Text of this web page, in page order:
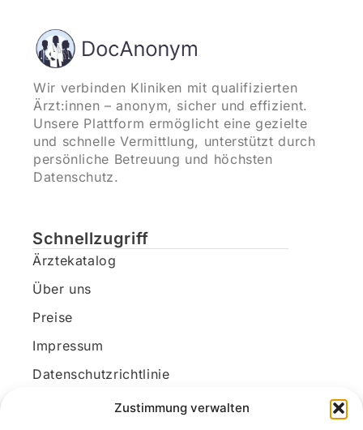
Zustimmung verwalten
Wir verbinden Kliniken mit qualifizierten
Ärzt:innen – anonym, sicher und effizient.
Unsere Plattform ermöglicht eine gezielte
und schnelle Vermittlung, unterstützt durch
persönliche Betreuung und höchsten
Datenschutz.
Schnellzugriff
Ärztekatalog
Über uns
Preise
Impressum
Datenschutzrichtlinie
Kundenkonto